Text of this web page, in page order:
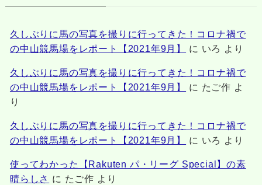
久しぶりに馬の写真を撮りに行ってきた！コロナ禍で
の中山競馬場をレポート【2021年9月】
に いろ より
久しぶりに馬の写真を撮りに行ってきた！コロナ禍で
の中山競馬場をレポート【2021年9月】
に たご作 よ
り
久しぶりに馬の写真を撮りに行ってきた！コロナ禍で
の中山競馬場をレポート【2021年9月】
に いろ より
使ってわかった【Rakuten パ・リーグ Special】の素
晴らしさ に たご作 より